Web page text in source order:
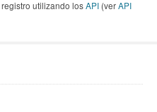
utilizando losAPI (verAPI